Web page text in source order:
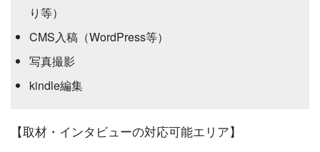
り等）
CMS入稿（WordPress等）
写真撮影
kindle編集
【取材・インタビューの対応可能エリア】